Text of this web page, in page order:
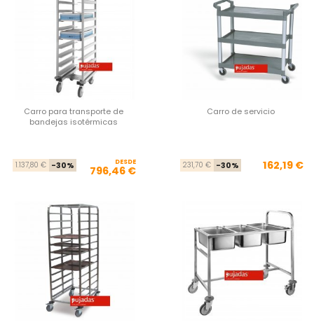
Carro para transporte de
bandejas isotérmicas
Precio base
1.137,80 € -30% Precio
DESDE
796,46 €
Carro de servicio
231,70 € -30% 162,19 €